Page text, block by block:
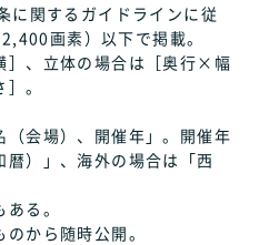
に関するガイドラインに従
画素）以下で掲載。
、立体の場合は［奥行×幅
。
会場）、開催年」。開催年
）」、海外の場合は「西
る。
から随時公開。